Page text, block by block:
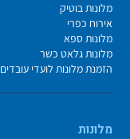
מלונות בוטיק
אירוח כפרי
מלונות ספא
מלונות גלאט כשר
הזמנת מלונות לועדי עובדים
מלונות